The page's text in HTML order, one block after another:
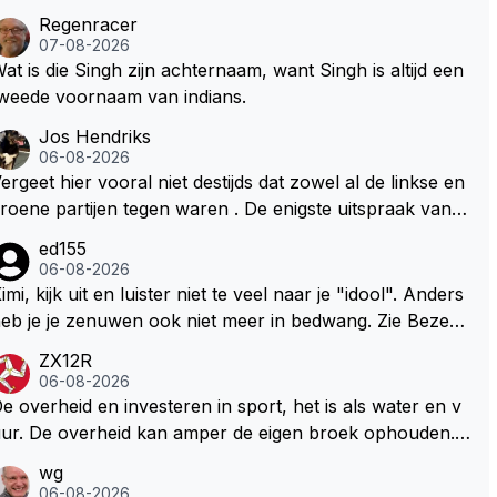
Regenracer
07-08-2026
is die Singh zijn achternaam, want Singh is altijd een
voornaam van indians.
Jos Hendriks
06-08-2026
hier vooral niet destijds dat zowel al de linkse en
partijen tegen waren . De enigste uitspraak van e
ze hun eigen uitlaat gassen inademen maar niet wet
was dat de F1 motor schoner is dan een normale a
Dus denk echt niet dat deze groene/wollen regering
ed155
06-08-2026
kijk uit en luister niet te veel naar je "idool". Anders
je je zenuwen ook niet meer in bedwang. Zie Bezech
Veel gezelliger
ZX12R
06-08-2026
overheid en investeren in sport, het is als water en v
De overheid kan amper de eigen broek ophouden.
het best vergelijken met de sheriff van Nottinghem
wg
06-08-2026